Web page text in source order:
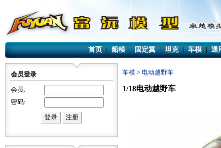
首页|船模|固定翼|坦克|车模 |通
会员登录
会员:
密码:
车模 > 电动越野车
1/18电动越野车